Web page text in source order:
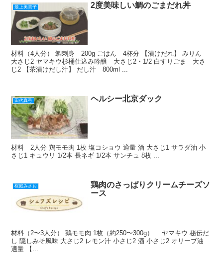
最上美貴子 2度美味しい鯛のごまだれ丼
材料（4人分） 鯛刺身 200g ごはん 4杯分 【漬けだれ】 みりん
大さじ2 ヤマキウ杉桶仕込み吟醸 大さじ2・1/2 白すりごま 大さ
じ2 【茶漬けだし汁】 だし汁 800ml ...
田代真弓 ヘルシー北京ダック
材料 2人分 鶏モモ肉 1枚 塩コショウ 適量 酒 大さじ1 サラダ油 小
さじ1 キュウリ 1/2本 長ネギ 1/2本 サンチュ 8枚 ...
桜庭みさお
鶏肉のさっぱりクリームチーズソ
ース
材料（2〜3人分） 鶏モモ肉 1枚（約250〜300g） ヤマキウ 秘伝だ
し 隠しみそ風味 大さじ2 レモン汁 小さじ2 酒 小さじ2 オリーブ油
適量 【...